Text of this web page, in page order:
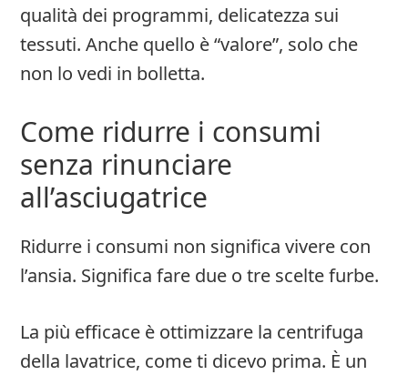
qualità dei programmi, delicatezza sui
tessuti. Anche quello è “valore”, solo che
non lo vedi in bolletta.
Come ridurre i consumi
senza rinunciare
all’asciugatrice
Ridurre i consumi non significa vivere con
l’ansia. Significa fare due o tre scelte furbe.
La più efficace è ottimizzare la centrifuga
della lavatrice, come ti dicevo prima. È un